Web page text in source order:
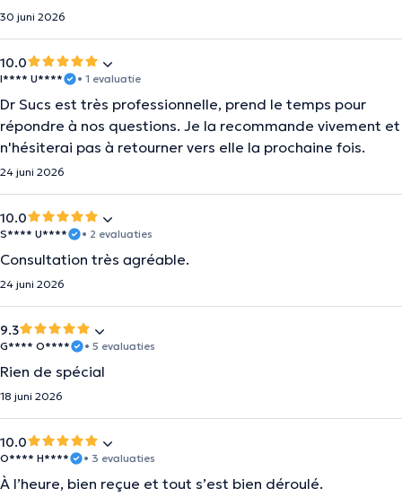
30 juni 2026
10.0
I**** U**** • 1 evaluatie
Dr Sucs est très professionnelle, prend le temps pour
répondre à nos questions. Je la recommande vivement et
n'hésiterai pas à retourner vers elle la prochaine fois.
24 juni 2026
10.0
S**** U**** • 2 evaluaties
Consultation très agréable.
24 juni 2026
9.3
G**** O**** • 5 evaluaties
Rien de spécial
18 juni 2026
10.0
O**** H**** • 3 evaluaties
À l’heure, bien reçue et tout s’est bien déroulé.